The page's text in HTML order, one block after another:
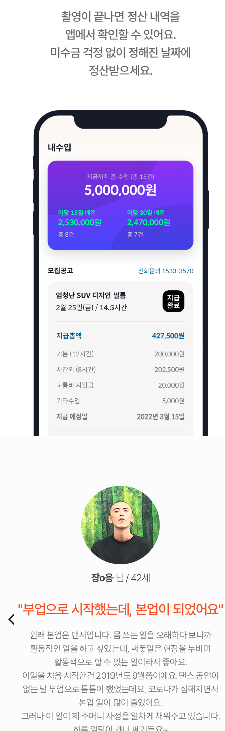
촬영이 끝나면 정산 내역을
앱에서 확인할 수 있어요.
미수금 걱정 없이 정해진 날짜에
정산받으세요.
장o응님 / 42세
"부업으로 시작했는데, 본업이 되었어요"
원래 본업은 댄서입니다. 몸 쓰는 일을 오래하다 보니까
활동적인 일을 하고 싶었는데, 써폿일은 현장을 누비며
활동적으로 할 수 있는 일이라서 좋아요.
이일을 처음 시작한건 2019년도 9월쯤이에요. 댄스 공연이
없는 날 부업으로 틈틈이 했었는데요, 코로나가 심해지면서
본업 일이 많이 줄었어요.
그러나 이 일이 제 주머니 사정을 알차게 채워주고 있습니다.